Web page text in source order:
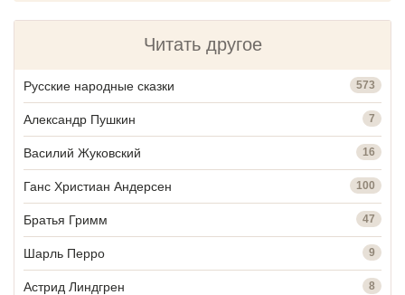
Читать другое
Русские народные сказки 573
Александр Пушкин 7
Василий Жуковский 16
Ганс Христиан Андерсен 100
Братья Гримм 47
Шарль Перро 9
Астрид Линдгрен 8